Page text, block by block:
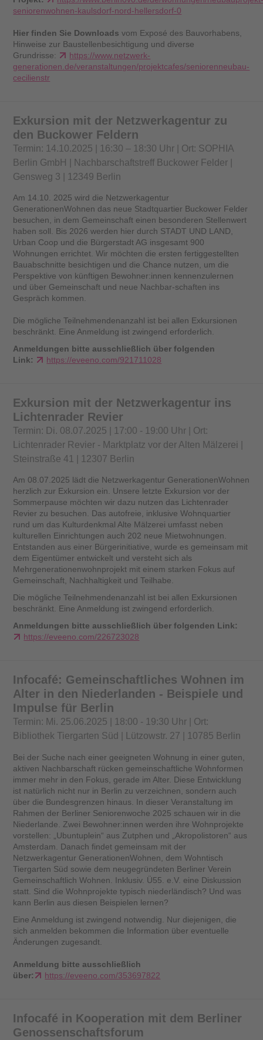
seniorenwohnen-kaulsdorf-nord-hellersdorf-0
Hier finden Sie Downloads vom Exposé des Bauvorhabens,
Hinweise zur Baustellenbesichtigung und diverse
Grundrisse:
https://www.netzwerk-
generationen.de/veranstaltungen/projektcafes/seniorenneubau-
cecilienstr
Exkursion mit der Netzwerkagentur zu
den Buckower Feldern
Termin: 14.10.2025 | 16:30 – 18:30 Uhr | Ort: SOPHIA
Berlin GmbH | Nachbarschaftstreff Buckower Felder |
Gensweg 3 | 12349 Berlin
Am 14.10. 2025 wird die Netzwerkagentur
GenerationenWohnen das neue Stadtquartier Buckower Felder
besuchen, in dem Gemeinschaft einen besonderen Stellenwert
haben soll. Bis 2026 werden hier durch STADT UND LAND,
Urban Coop und die Bürgerstadt AG insgesamt 900
Wohnungen errichtet. Wir möchten die ersten fertiggestellten
Bauabschnitte besichtigen und die Chance nutzen, um die
Perspektive von künftigen Bewohner:innen kennenzulernen
und über Gemeinschaft und neue Nachbar-schaften ins
Gespräch kommen.
Die mögliche Teilnehmendenanzahl ist bei allen Exkursionen
beschränkt. Eine Anmeldung ist zwingend erforderlich.
Anmeldungen bitte ausschließlich über folgenden
Link:
https://eveeno.com/921711028
Exkursion mit der Netzwerkagentur ins
Lichtenrader Revier
Termin: Di. 08.07.2025 | 17:00 - 19:00 Uhr | Ort:
Lichtenrader Revier - Marktplatz vor der Alten Mälzerei |
Steinstraße 41 | 12307 Berlin
Am 08.07.2025 lädt die Netzwerkagentur GenerationenWohnen
herzlich zur Exkursion ein. Unsere letzte Exkursion vor der
Sommerpause möchten wir dazu nutzen das Lichtenrader
Revier zu besuchen. Das autofreie, inklusive Wohnquartier
rund um das Kulturdenkmal Alte Mälzerei umfasst neben
kulturellen Einrichtungen auch 202 neue Mietwohnungen.
Entstanden aus einer Bürgerinitiative, wurde es gemeinsam mit
dem Eigentümer entwickelt und versteht sich als
Mehrgenerationenwohnprojekt mit einem starken Fokus auf
Gemeinschaft, Nachhaltigkeit und Teilhabe.
Die mögliche Teilnehmendenanzahl ist bei allen Exkursionen
beschränkt. Eine Anmeldung ist zwingend erforderlich.
Anmeldungen bitte ausschließlich über folgenden Link:
https://eveeno.com/226723028
Infocafé: Gemeinschaftliches Wohnen im
Alter in den Niederlanden - Beispiele und
Impulse für Berlin
Termin: Mi. 25.06.2025 | 18:00 - 19:30 Uhr | Ort:
Bibliothek Tiergarten Süd | Lützowstr. 27 | 10785 Berlin
Bei der Suche nach einer geeigneten Wohnung in einer guten,
aktiven Nachbarschaft rücken gemeinschaftliche Wohnformen
immer mehr in den Fokus, gerade im Alter. Diese Entwicklung
ist natürlich nicht nur in Berlin zu verzeichnen, sondern auch
über die Bundesgrenzen hinaus. In dieser Veranstaltung im
Rahmen der Berliner Seniorenwoche 2025 schauen wir in die
Niederlande. Zwei Bewohner:innen werden ihre Wohnprojekte
vorstellen: „Ubuntuplein“ aus Zutphen und „Akropolistoren“ aus
Amsterdam. Danach findet gemeinsam mit der
Netzwerkagentur GenerationenWohnen, dem Wohntisch
Tiergarten Süd sowie dem neugegründeten Berliner Verein
Gemeinschaftlich Wohnen. Inklusiv. Ü55. e.V. eine Diskussion
statt. Sind die Wohnprojekte typisch niederländisch? Und was
kann Berlin aus diesen Beispielen lernen?
Eine Anmeldung ist zwingend notwendig. Nur diejenigen, die
sich anmelden bekommen die Information über eventuelle
Änderungen zugesandt.
Anmeldung bitte ausschließlich
über:
https://eveeno.com/353697822
Infocafé in Kooperation mit dem Berliner
Genossenschaftsforum